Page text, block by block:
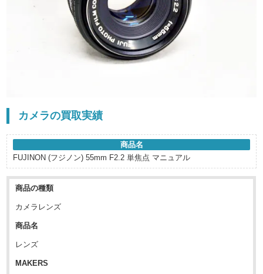
カメラの買取実績
商品名
FUJINON (フジノン) 55mm F2.2 単焦点 マニュアル
商品の種類
カメラレンズ
商品名
レンズ
MAKERS